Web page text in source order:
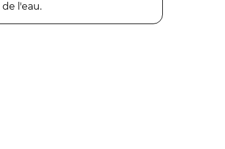
l'eau.